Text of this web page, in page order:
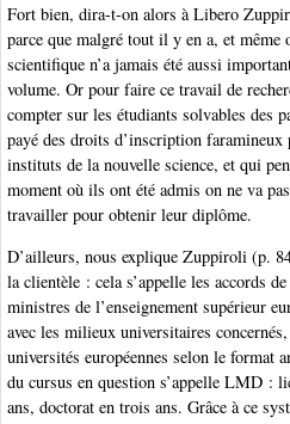
Fort bien, dira-t-on alors à Libero
parce que malgré tout il y en a, et
scientifique n’a jamais été aussi
volume. Or pour faire ce travail de
compter sur les étudiants solvables des
payé des droits d’inscription faramineux
instituts de la nouvelle science, et qui
moment où ils ont été admis on ne va
travailler pour obtenir leur diplôme.
D’ailleurs, nous explique Zuppiroli (p.
la clientèle : cela s’appelle les accords
ministres de l’enseignement supérieur
avec les milieux universitaires
universités européennes selon le format
du cursus en question s’appelle LMD :
ans, doctorat en trois ans. Grâce à ce